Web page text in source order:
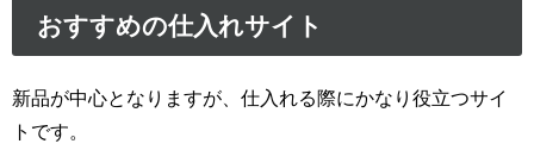
おすすめの仕入れサイト
新品が中心となりますが、仕入れる際にかなり役立つサイ
トです。